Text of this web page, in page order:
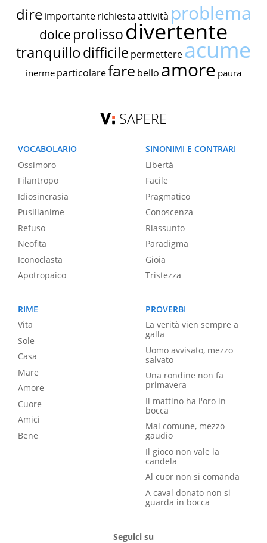
dire importante richiestaattività problema
dolce prolissodivertente
tranquillodifficile permettereacume
inerme particolarefare bello amore paura
SAPERE
VOCABOLARIO
Ossimoro
Filantropo
Idiosincrasia
Pusillanime
Refuso
Neofita
Iconoclasta
Apotropaico
SINONIMI E CONTRARI
Libertà
Facile
Pragmatico
Conoscenza
Riassunto
Paradigma
Gioia
Tristezza
RIME
Vita
Sole
Casa
Mare
Amore
Cuore
Amici
Bene
PROVERBI
La verità vien sempre a
galla
Uomo avvisato, mezzo
salvato
Una rondine non fa
primavera
Il mattino ha l'oro in
bocca
Mal comune, mezzo
gaudio
Il gioco non vale la
candela
Al cuor non si comanda
A caval donato non si
guarda in bocca
Seguici su